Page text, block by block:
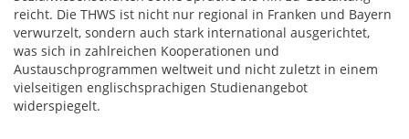
reicht. Die THWS ist nicht nur regional in Franken und Bayern
verwurzelt, sondern auch stark international ausgerichtet,
was sich in zahlreichen Kooperationen und
Austauschprogrammen weltweit und nicht zuletzt in einem
vielseitigen englischsprachigen Studienangebot
widerspiegelt.